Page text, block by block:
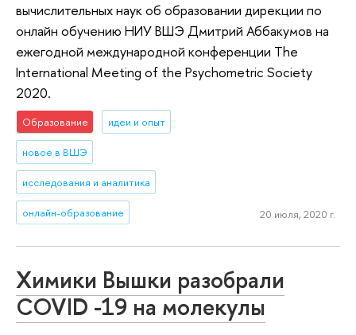
вычислительных наук об образовании дирекции по
онлайн обучению НИУ ВШЭ Дмитрий Аббакумов на
ежегодной международной конференции The
International Meeting of the Psychometric Society
2020.
Образование идеи и опыт
новое в ВШЭ
исследования и аналитика
онлайн-образование 20 июля, 2020 г.
Химики Вышки разобрали
COVID -19 на молекулы